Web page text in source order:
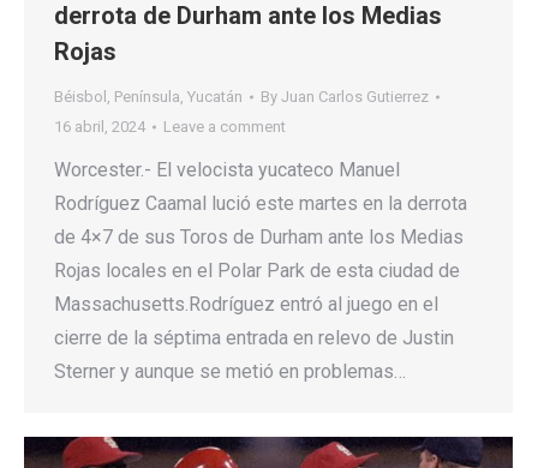
derrota de Durham ante los Medias
Rojas
Béisbol , Península, Yucatán By Juan Carlos Gutierrez
16 abril, 2024
Leave a comment
Worcester.- El velocista yucateco Manuel
Rodríguez Caamal lució este martes en la derrota
de 4×7 de sus Toros de Durham ante los Medias
Rojas locales en el Polar Park de esta ciudad de
Massachusetts.Rodríguez entró al juego en el
cierre de la séptima entrada en relevo de Justin
Sterner y aunque se metió en problemas…